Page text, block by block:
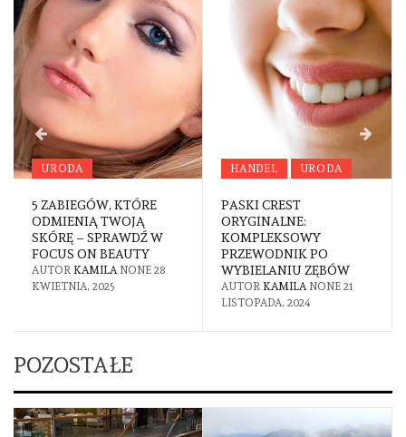
URODA
5 ZABIEGÓW, KTÓRE
ODMIENIĄ TWOJĄ
SKÓRĘ – SPRAWDŹ W
FOCUS ON BEAUTY
AUTOR KAMILA NONE 28
KWIETNIA, 2025
HANDEL URODA
PASKI CREST
ORYGINALNE:
KOMPLEKSOWY
PRZEWODNIK PO
WYBIELANIU ZĘBÓW
AUTOR KAMILA NONE 21
LISTOPADA, 2024
POZOSTAŁE